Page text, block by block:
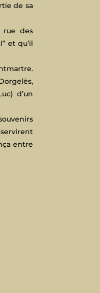
de sa
rue des
et qu’il
d’un
entre